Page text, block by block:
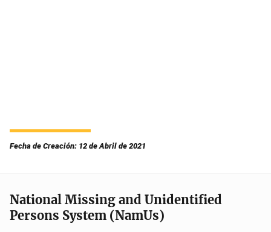
Fecha de Creación: 12 de Abril de 2021
National Missing and Unidentified
Persons System (NamUs)